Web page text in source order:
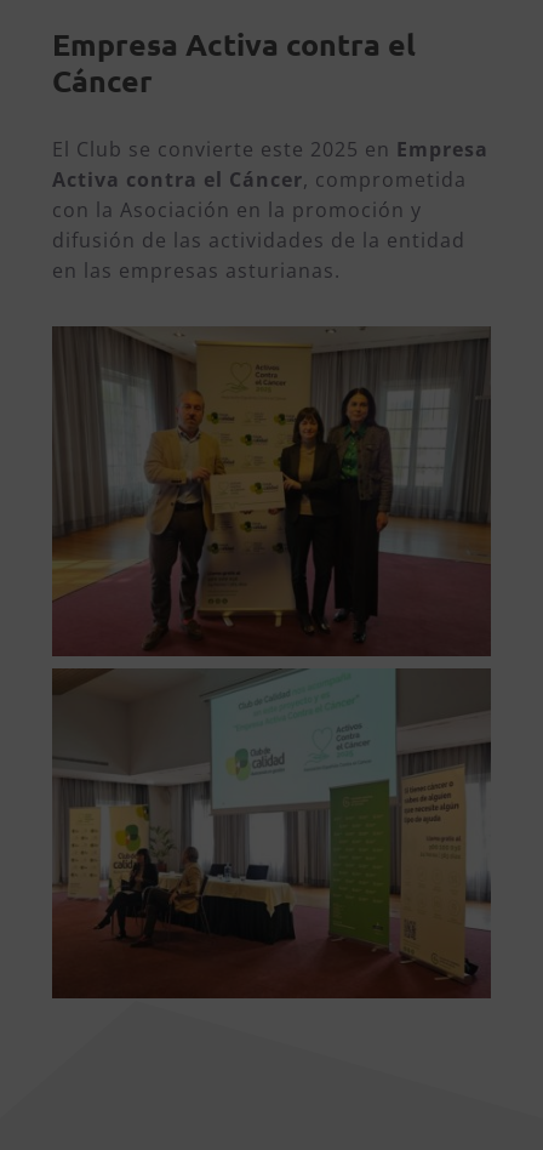
Empresa Activa contra el
Cáncer
El Club se convierte este 2025 en Empresa
Activa contra el Cáncer, comprometida
con la Asociación en la promoción y
difusión de las actividades de la entidad
en las empresas asturianas.